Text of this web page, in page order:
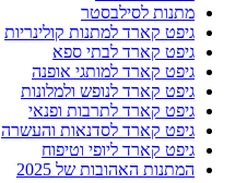
מתנות לסילבסטר
גיפט קארד למתנות קולינריות
גיפט קארד לבתי ספא
גיפט קארד למותגי אופנה
גיפט קארד לנופש ולמלונות
גיפט קארד לתרבות ופנאי
גיפט קארד לסדנאות והעשרה
גיפט קארד ליופי וטיפוח
המתנות האהובות של 2025